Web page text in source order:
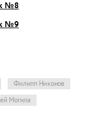
№8
№9
Филипп Никонов
Могила